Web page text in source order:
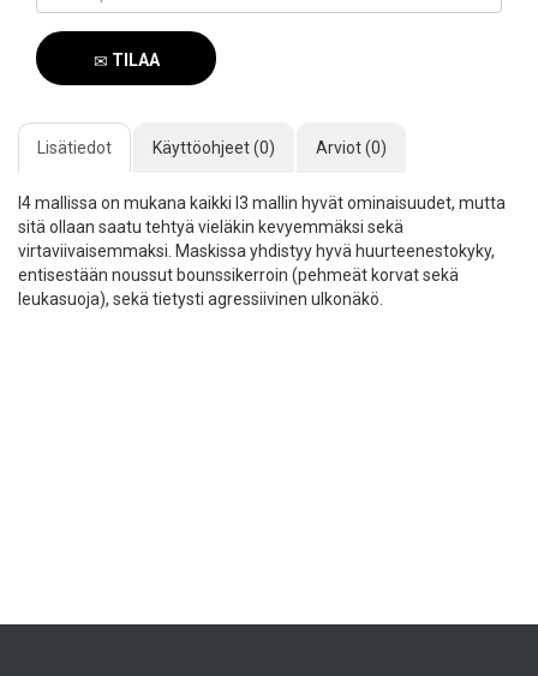
TILAA
Lisätiedot
Käyttöohjeet (0) Arviot (0)
I4 mallissa on mukana kaikki I3 mallin hyvät ominaisuudet, mutta
sitä ollaan saatu tehtyä vieläkin kevyemmäksi sekä
virtaviivaisemmaksi. Maskissa yhdistyy hyvä huurteenestokyky,
entisestään noussut bounssikerroin (pehmeät korvat sekä
leukasuoja), sekä tietysti agressiivinen ulkonäkö.